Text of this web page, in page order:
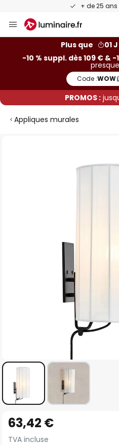
+ de 25 ans
Allez
au
Plus que
01
-10 % suppl. dès 109 € & -
Code :WOW
PROMOS :
Appliques murales
to
the
63,42 €
TVA incluse